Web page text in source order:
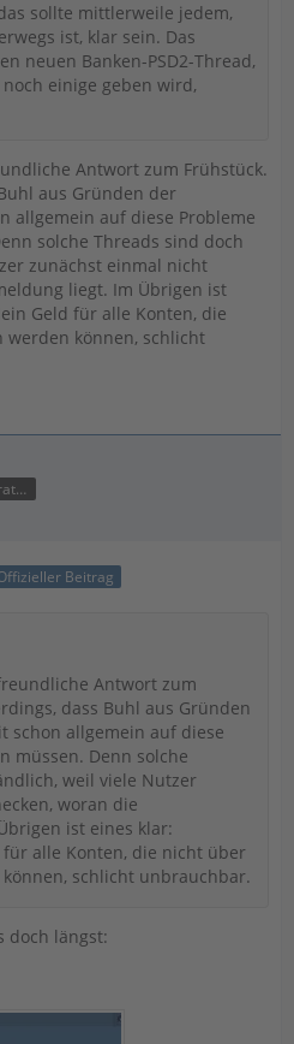
sollte mittlerweile jedem,
ist, klar sein. Das
neuen Banken-PSD2-Thread,
einige geben wird,
Antwort zum Frühstück.
aus Gründen der
allgemein auf diese Probleme
solche Threads sind doch
zunächst einmal nicht
liegt. Im Übrigen ist
Geld für alle Konten, die
werden können, schlicht
Unabhängiger Moderator
Beitrag
Antwort zum
dass Buhl aus Gründen
schon allgemein auf diese
müssen. Denn solche
weil viele Nutzer
woran die
ist eines klar:
alle Konten, die nicht über
schlicht unbrauchbar.
doch längst: